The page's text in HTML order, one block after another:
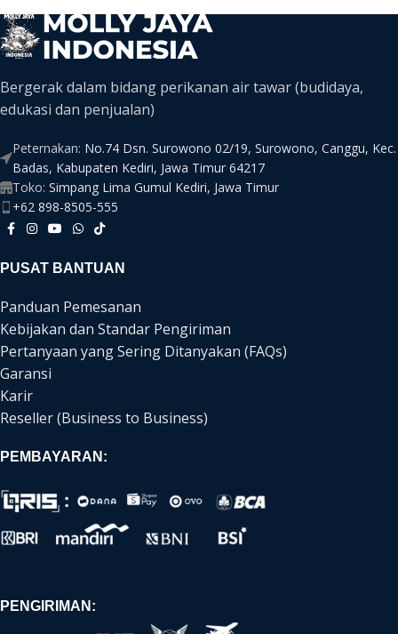
Bergerak dalam bidang perikanan air tawar (budidaya,
edukasi dan penjualan)
Peternakan: No.74 Dsn. Surowono 02/19, Surowono, Canggu, Kec.
Badas, Kabupaten Kediri, Jawa Timur 64217
Toko: Simpang Lima Gumul Kediri, Jawa Timur
+62 898-8505-555
PUSAT BANTUAN
Panduan Pemesanan
Kebijakan dan Standar Pengiriman
Pertanyaan yang Sering Ditanyakan (FAQs)
Garansi
Karir
Reseller (Business to Business)
PEMBAYARAN:
PENGIRIMAN: